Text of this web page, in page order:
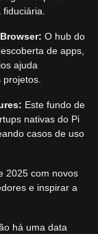
fiduciária.
O hub do
de apps,
ajuda
projetos.
Este fundo de
nativas do Pi
casos de uso
2025 com novos
e inspirar a
há uma data